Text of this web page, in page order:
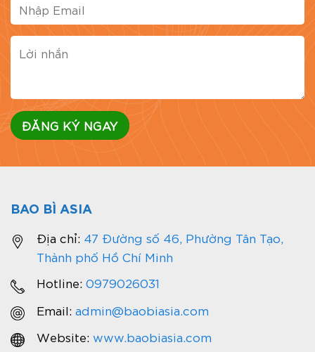
BAO BÌ ASIA
Địa chỉ: 47 Đường số 46, Phường Tân Tạo,
Thành phố Hồ Chí Minh
Hotline: 0979026031
Email: admin@baobiasia.com
Website: www.baobiasia.com